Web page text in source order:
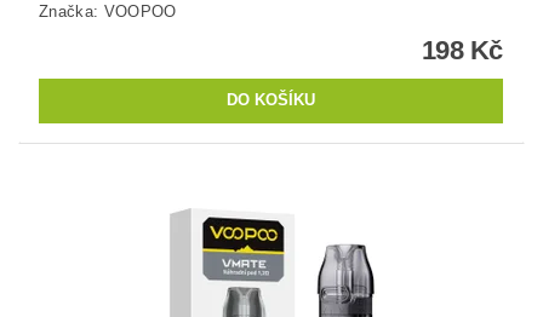
Značka: VOOPOO
198 Kč